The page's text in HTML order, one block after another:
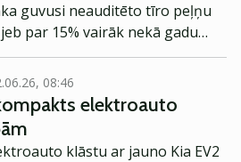
guvusi neauditēto tīro peļņu
par 15% vairāk nekā gadu
salīdzinājumā ar iepriekšējā
palielinājās par 25%,
08:46
elektroauto
klāstu ar jauno Kia EV2